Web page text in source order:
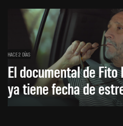
HACE 2 DÍAS
El documental de
ya tiene fecha de